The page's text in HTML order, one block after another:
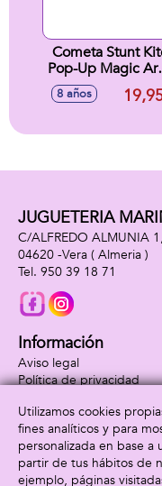
Cometa Stunt
Pop-Up Magic
Iris 125X72 Cm
8 años
JUGUETERIA
C/ALFREDO ALMUNIA
04620 -Vera ( Almeria )
950 39 18 71
Información
Aviso legal
Política de privacidad
Formas de pago
Utilizamos cookies
fines analíticos y para
personalizada en base
partir de tus hábitos de
ejemplo, páginas